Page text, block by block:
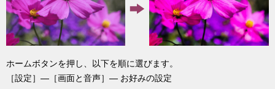
ホームボタンを押し、以下を順に選びます。
［設定］— ［画面と音声］ — お好みの設定